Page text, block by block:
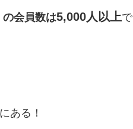
の会員数は5,000人以上で
ある！